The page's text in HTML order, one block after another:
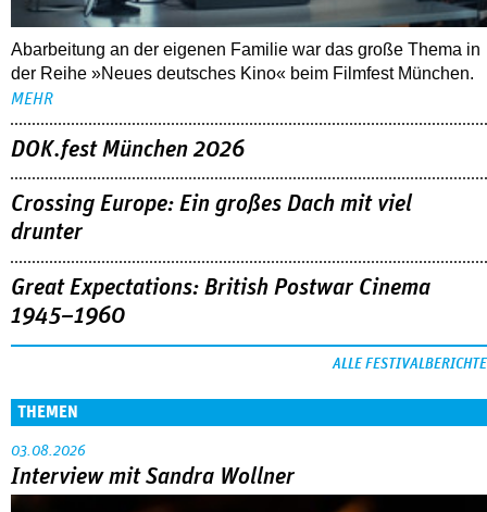
Crossing Europe: Ein großes Dach mit viel
drunter
Great Expectations: British Postwar Cinema
1945–1960
ALLE FESTIVALBERICHTE
03.08.2026
Interview mit Sandra Wollner